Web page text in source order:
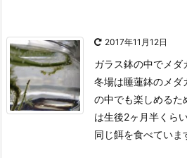
2017年11月12日
ガラス鉢の中でメダ
冬場は睡蓮鉢のメダ
の中でも楽しめるた
は生後2ヶ月半くらい
同じ餌を食べていま